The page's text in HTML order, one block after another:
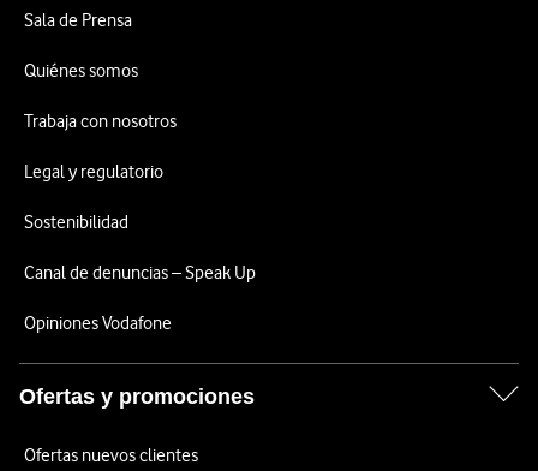
Sala de Prensa
Quiénes somos
Trabaja con nosotros
Legal y regulatorio
Sostenibilidad
Canal de denuncias – Speak Up
Opiniones Vodafone
Ofertas y promociones
Ofertas nuevos clientes